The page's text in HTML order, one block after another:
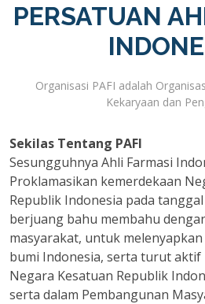
PERSATUAN
Organisasi PAFI adalah
Kekaryaan dan
Sekilas Tentang PAFI
Sesungguhnya Ahli Farmasi
Proklamasikan kemerdekaan
Republik Indonesia pada
berjuang bahu membahu
masyarakat, untuk
bumi Indonesia, serta turut
Negara Kesatuan Republik
serta dalam Pembangunan